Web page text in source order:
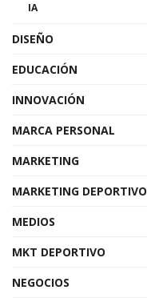
IA
DISEÑO
EDUCACIÓN
INNOVACIÓN
MARCA PERSONAL
MARKETING
MARKETING DEPORTIVO
MEDIOS
MKT DEPORTIVO
NEGOCIOS